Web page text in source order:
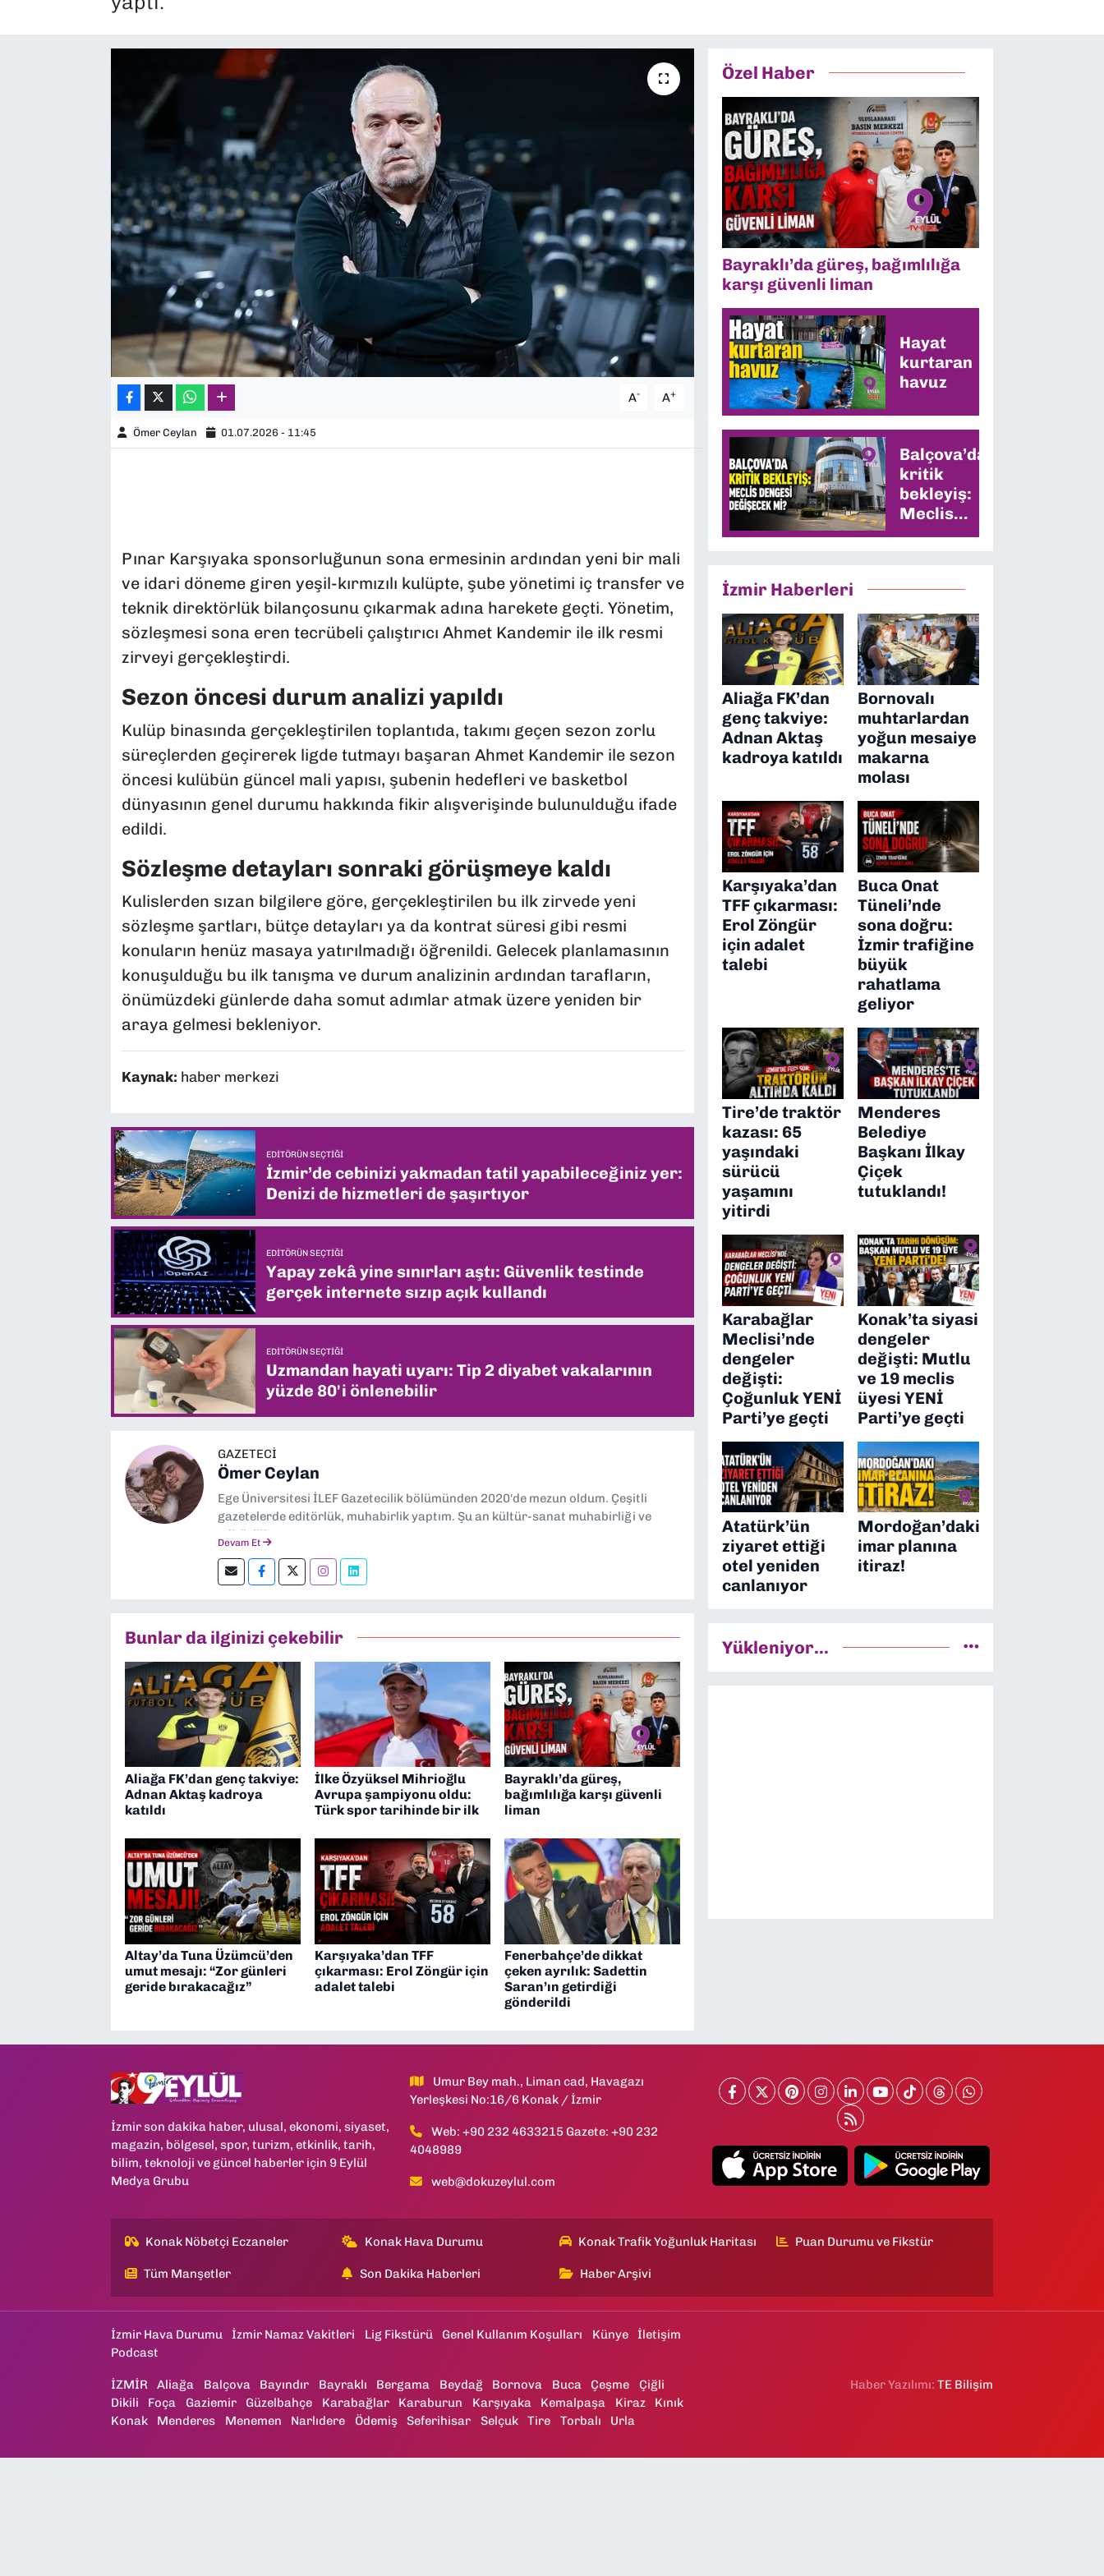
A- A+
Ömer Ceylan 01.07.2026 - 11:45
Pınar Karşıyaka sponsorluğunun sona ermesinin ardından yeni bir mali
ve idari döneme giren yeşil-kırmızılı kulüpte, şube yönetimi iç transfer ve
teknik direktörlük bilançosunu çıkarmak adına harekete geçti. Yönetim,
sözleşmesi sona eren tecrübeli çalıştırıcı Ahmet Kandemir ile ilk resmi
zirveyi gerçekleştirdi.
Sezon öncesi durum analizi yapıldı
Kulüp binasında gerçekleştirilen toplantıda, takımı geçen sezon zorlu
süreçlerden geçirerek ligde tutmayı başaran Ahmet Kandemir ile sezon
öncesi kulübün güncel mali yapısı, şubenin hedefleri ve basketbol
dünyasının genel durumu hakkında fikir alışverişinde bulunulduğu ifade
edildi.
Sözleşme detayları sonraki görüşmeye kaldı
Kulislerden sızan bilgilere göre, gerçekleştirilen bu ilk zirvede yeni
sözleşme şartları, bütçe detayları ya da kontrat süresi gibi resmi
konuların henüz masaya yatırılmadığı öğrenildi. Gelecek planlamasının
konuşulduğu bu ilk tanışma ve durum analizinin ardından tarafların,
önümüzdeki günlerde daha somut adımlar atmak üzere yeniden bir
araya gelmesi bekleniyor.
Kaynak: haber merkezi
EDITÖRÜN SEÇTIĞI
İzmir’de cebinizi yakmadan tatil yapabileceğiniz yer:
Denizi de hizmetleri de şaşırtıyor
EDITÖRÜN SEÇTIĞI
Yapay zekâ yine sınırları aştı: Güvenlik testinde
gerçek internete sızıp açık kullandı
EDITÖRÜN SEÇTIĞI
Uzmandan hayati uyarı: Tip 2 diyabet vakalarının
yüzde 80'i önlenebilir
GAZETECİ
Ömer Ceylan
Ege Üniversitesi İLEF Gazetecilik bölümünden 2020'de mezun oldum. Çeşitli
gazetelerde editörlük, muhabirlik yaptım. Şu an kültür-sanat muhabirliği ve
editörlük yapıyorum.
Devam Et
Bunlar da ilginizi çekebilir
Aliağa FK’dan genç takviye:
Adnan Aktaş kadroya
katıldı
İlke Özyüksel Mihrioğlu
Avrupa şampiyonu oldu:
Türk spor tarihinde bir ilk
Bayraklı’da güreş,
bağımlılığa karşı güvenli
liman
Altay’da Tuna Üzümcü’den
umut mesajı: “Zor günleri
geride bırakacağız”
Karşıyaka’dan TFF
çıkarması: Erol Zöngür için
adalet talebi
Fenerbahçe’de dikkat
çeken ayrılık: Sadettin
Saran’ın getirdiği
gönderildi
Özel Haber
Bayraklı’da güreş, bağımlılığa
karşı güvenli liman
Hayat
kurtaran
havuz
Balçova’da
kritik
bekleyiş:
Meclis
dengesi
İzmir Haberleri
Aliağa FK’dan
genç takviye:
Adnan Aktaş
kadroya katıldı
Bornovalı
muhtarlardan
yoğun mesaiye
makarna
molası
Karşıyaka’dan
TFF çıkarması:
Erol Zöngür
için adalet
talebi
Buca Onat
Tüneli’nde
sona doğru:
İzmir trafiğine
büyük
rahatlama
geliyor
Tire’de traktör
kazası: 65
yaşındaki
sürücü
yaşamını
yitirdi
Menderes
Belediye
Başkanı İlkay
Çiçek
tutuklandı!
Karabağlar
Meclisi’nde
dengeler
değişti:
Çoğunluk YENİ
Parti’ye geçti
Konak’ta siyasi
dengeler
değişti: Mutlu
ve 19 meclis
üyesi YENİ
Parti’ye geçti
Atatürk’ün
ziyaret ettiği
otel yeniden
canlanıyor
Mordoğan’daki
imar planına
itiraz!
Yükleniyor...
İzmir son dakika haber, ulusal, ekonomi, siyaset,
magazin, bölgesel, spor, turizm, etkinlik, tarih,
bilim, teknoloji ve güncel haberler için 9 Eylül
Medya Grubu
Umur Bey mah., Liman cad, Havagazı
Yerleşkesi No:16/6 Konak / İzmir
Web: +90 232 4633215 Gazete: +90 232
4048989
web@dokuzeylul.com
Konak Nöbetçi Eczaneler Konak Hava Durumu Konak Trafik Yoğunluk Haritası Puan Durumu ve Fikstür
Tüm Manşetler Son Dakika Haberleri Haber Arşivi
İzmir Hava Durumu İzmir Namaz Vakitleri Lig Fikstürü Genel Kullanım Koşulları Künye
İletişim
Podcast
İZMİR Aliağa Balçova Bayındır Bayraklı Bergama Beydağ Bornova Buca Çeşme
Çiğli
Dikili
Foça Gaziemir Güzelbahçe Karabağlar Karaburun Karşıyaka Kemalpaşa Kiraz
Kınık
Konak
Menderes Menemen Narlıdere Ödemiş Seferihisar Selçuk Tire Torbalı Urla
Haber Yazılımı:TE Bilişim
YEREL YÖNETİMLER